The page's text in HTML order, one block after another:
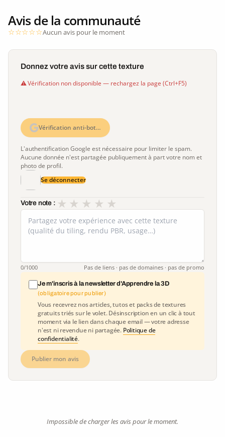
Avis de la communauté
Aucun avis pour le moment
Donnez votre avis sur cette texture
Vérification non disponible — rechargez la page (Ctrl+F5)
Vérification anti-bot…
L'authentification Google est nécessaire pour limiter le spam.
Aucune donnée n'est partagée publiquement à part votre nom et
photo de profil.
Se déconnecter
Votre note : ★
★
★
★
★
0/1000 Pas de liens · pas de domaines · pas de promo
Je m'inscris à la newsletter d'Apprendre la 3D
(obligatoire pour publier)
Vous recevrez nos articles, tutos et packs de textures
gratuits triés sur le volet. Désinscription en un clic à tout
moment via le lien dans chaque email — votre adresse
n'est ni revendue ni partagée. Politique de
confidentialité.
Publier mon avis
Impossible de charger les avis pour le moment.